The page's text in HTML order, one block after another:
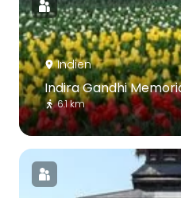
Indien
Indira Gandhi
6.1 km